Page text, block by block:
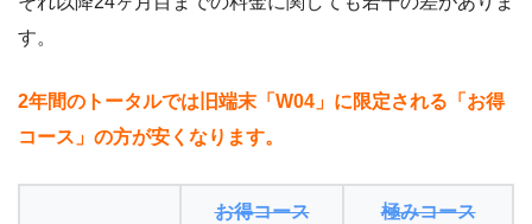
す。
2年間のトータルでは旧端末「W04」に限定される「お得
コース」の方が安くなります。
お得コース 極みコース